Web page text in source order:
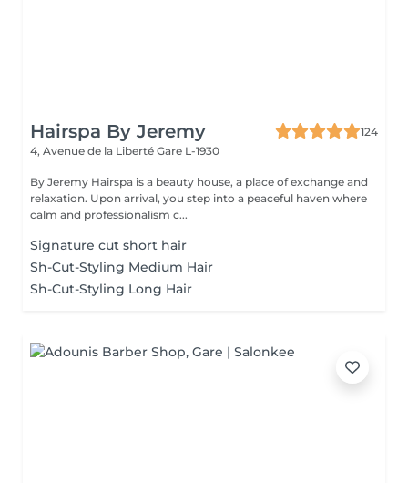
Hairspa By Jeremy
124
4, Avenue de la Liberté Gare L-1930
By Jeremy Hairspa is a beauty house, a place of exchange and
relaxation. Upon arrival, you step into a peaceful haven where
calm and professionalism c...
Signature cut short hair
Sh-Cut-Styling Medium Hair
Sh-Cut-Styling Long Hair